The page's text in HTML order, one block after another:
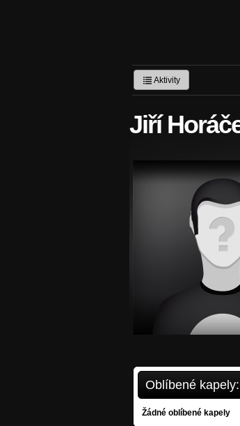
Aktivity
Jiří
Oblíbené kapely:
Žádné oblíbené kapely